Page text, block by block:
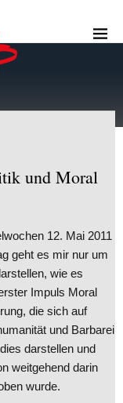
und Moral
12. Mai 2011
geht es mir nur um
wie es
Impuls Moral
die sich auf
und Barbarei
darstellen und
weitgehend darin
wurde.